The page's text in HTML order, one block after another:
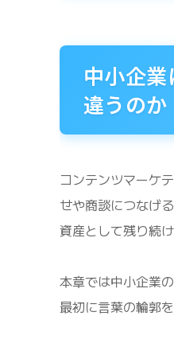
中小企
違うのか
コンテンツマーケ
せや商談につなげ
資産として残り続け
本章では中小企業
最初に言葉の輪郭